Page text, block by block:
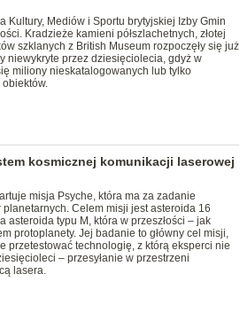
Kultury, Mediów i Sportu brytyjskiej Izby Gmin
Kradzieże kamieni półszlachetnych, złotej
szklanych z British Museum rozpoczęły się już
niewykryte przez dziesięciolecia, gdyż w
miliony nieskatalogowanych lub tylko
kosmicznej komunikacji laserowej
misja Psyche, która ma za zadanie
Celem misji jest asteroida 16
asteroida typu M, która w przeszłości – jak
protoplanety. Jej badanie to główny cel misji,
przetestować technologię, z którą eksperci nie
– przesyłanie w przestrzeni
lasera.